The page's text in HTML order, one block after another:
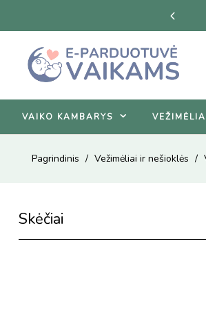
VAIKO KAMBARYS
Pagrindinis Vežimėliai ir nešioklės
Skėčiai